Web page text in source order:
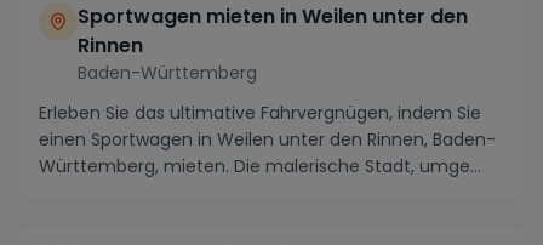
Sportwagen mieten in Weilen unter den
Rinnen
Baden-Württemberg
Erleben Sie das ultimative Fahrvergnügen, indem Sie
einen Sportwagen in Weilen unter den Rinnen, Baden-
Württemberg, mieten. Die malerische Stadt, umge...